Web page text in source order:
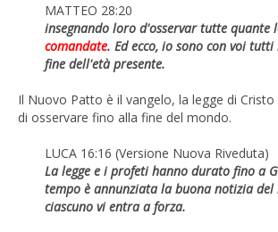
MATTEO 28:20
insegnando loro d'osservar tutte quante
comandate. Ed ecco, io sono con voi
fine dell'età presente.
Il Nuovo Patto è il vangelo, la legge di
di osservare fino alla fine del mondo.
LUCA 16:16 (Versione Nuova Riveduta)
La legge e i profeti hanno durato fino a
tempo è annunziata la buona notizia del
ciascuno vi entra a forza.